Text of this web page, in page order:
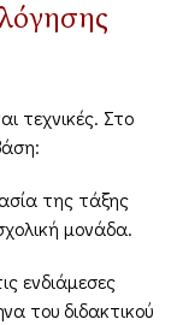
τεχνικές. Στο
της τάξης
μονάδα.
ενδιάμεσες
του διδακτικού